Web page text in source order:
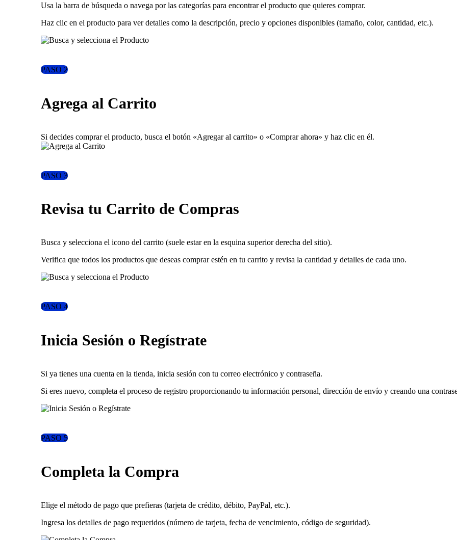
Usa la barra de búsqueda o navega por las categorías para encontrar el producto que quieres comprar.
Haz clic en el producto para ver detalles como la descripción, precio y opciones disponibles (tamaño, color, cantidad, etc.).
PASO 2
Agrega al Carrito
Si decides comprar el producto, busca el botón «Agregar al carrito» o «Comprar ahora» y haz clic en él.
PASO 3
Revisa tu Carrito de Compras
Busca y selecciona el icono del carrito (suele estar en la esquina superior derecha del sitio).
Verifica que todos los productos que deseas comprar estén en tu carrito y revisa la cantidad y detalles de cada uno.
PASO 4
Inicia Sesión o Regístrate
Si ya tienes una cuenta en la tienda, inicia sesión con tu correo electrónico y contraseña.
Si eres nuevo, completa el proceso de registro proporcionando tu información personal, dirección de envío y creando una
PASO 5
Completa la Compra
Elige el método de pago que prefieras (tarjeta de crédito, débito, PayPal, etc.).
Ingresa los detalles de pago requeridos (número de tarjeta, fecha de vencimiento, código de seguridad).